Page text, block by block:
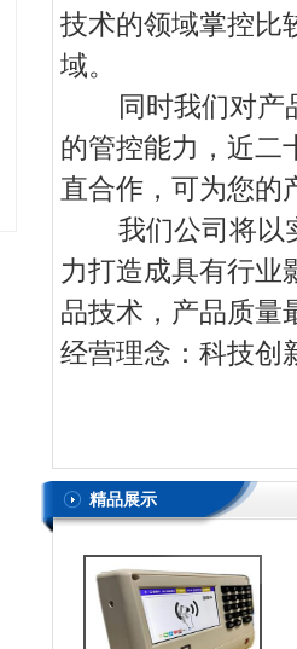
技术的领域掌控比
域。
同时我们对产品
的管控能力，近二
直合作，可为您的
我们公司将以实
力打造成具有行业
品技术，产品质量
经营理念：科技创
精品展示